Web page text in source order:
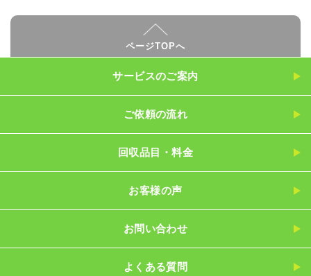
ページTOPへ
サービスのご案内
ご依頼の流れ
回収品目・料金
お客様の声
お問い合わせ
よくある質問